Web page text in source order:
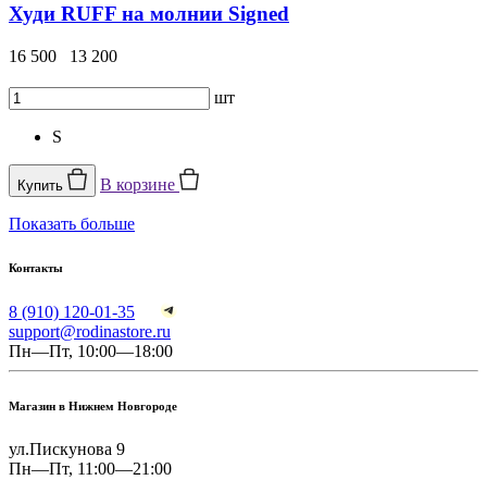
Худи RUFF на молнии Signed
16 500 13 200
шт
S
Купить В корзине
Показать больше
Контакты
8 (910) 120-01-35
support@rodinastore.ru
Пн—Пт, 10:00—18:00
Магазин в Нижнем Новгороде
ул.Пискунова 9
Пн—Пт, 11:00—21:00